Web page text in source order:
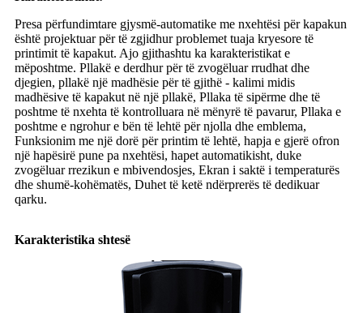
Presa përfundimtare gjysmë-automatike me nxehtësi për kapakun
është projektuar për të zgjidhur problemet tuaja kryesore të
printimit të kapakut. Ajo gjithashtu ka karakteristikat e
mëposhtme. Pllakë e derdhur për të zvogëluar rrudhat dhe
djegien, pllakë një madhësie për të gjithë - kalimi midis
madhësive të kapakut në një pllakë, Pllaka të sipërme dhe të
poshtme të nxehta të kontrolluara në mënyrë të pavarur, Pllaka e
poshtme e ngrohur e bën të lehtë për njolla dhe emblema,
Funksionim me një dorë për printim të lehtë, hapja e gjerë ofron
një hapësirë ​​pune pa nxehtësi, hapet automatikisht, duke
zvogëluar rrezikun e mbivendosjes, Ekran i saktë i temperaturës
dhe shumë-kohëmatës, Duhet të ketë ndërprerës të dedikuar
qarku.
Karakteristika shtesë